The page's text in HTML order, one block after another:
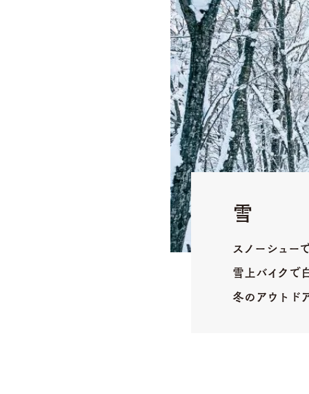
雪
スノーシュー
雪上バイクで
冬のアウトド